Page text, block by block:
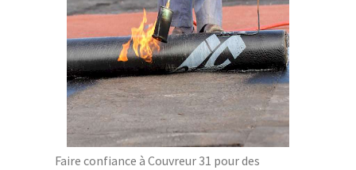
Faire confiance à Couvreur 31 pour des